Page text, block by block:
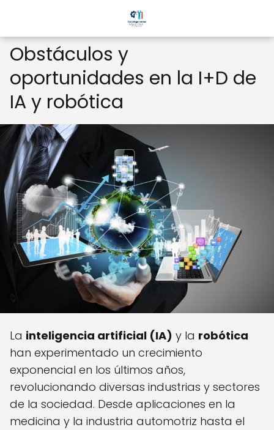
Obstáculos y
oportunidades en la I+D de
IA y robótica
La inteligencia artificial (IA) y la robótica
han experimentado un crecimiento
exponencial en los últimos años,
revolucionando diversas industrias y sectores
de la sociedad. Desde aplicaciones en la
medicina y la industria automotriz hasta el